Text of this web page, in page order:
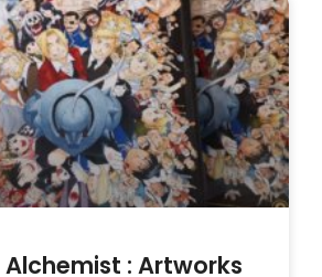
: Artworks